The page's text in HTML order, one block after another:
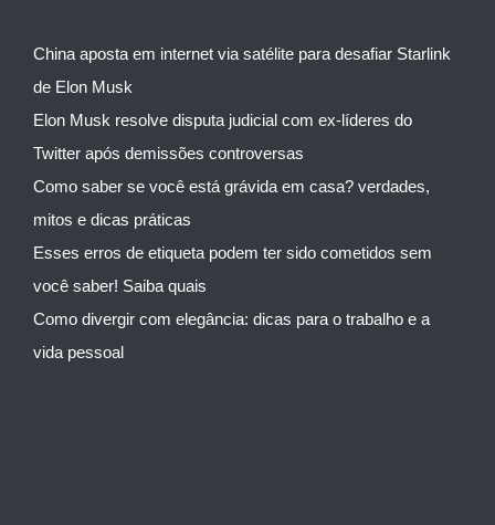
China aposta em internet via satélite para desafiar Starlink
de Elon Musk
Elon Musk resolve disputa judicial com ex-líderes do
Twitter após demissões controversas
Como saber se você está grávida em casa? verdades,
mitos e dicas práticas
Esses erros de etiqueta podem ter sido cometidos sem
você saber! Saiba quais
Como divergir com elegância: dicas para o trabalho e a
vida pessoal